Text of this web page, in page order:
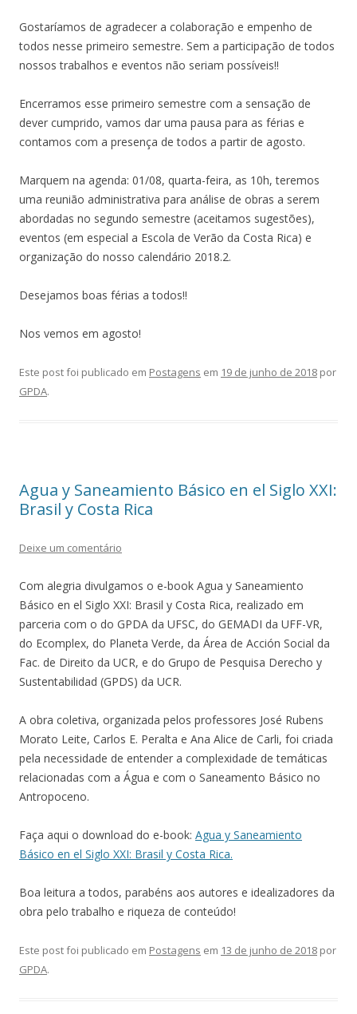
Gostaríamos de agradecer a colaboração e empenho de
todos nesse primeiro semestre. Sem a participação de todos
nossos trabalhos e eventos não seriam possíveis!!
Encerramos esse primeiro semestre com a sensação de
dever cumprido, vamos dar uma pausa para as férias e
contamos com a presença de todos a partir de agosto.
Marquem na agenda: 01/08, quarta-feira, as 10h, teremos
uma reunião administrativa para análise de obras a serem
abordadas no segundo semestre (aceitamos sugestões),
eventos (em especial a Escola de Verão da Costa Rica) e
organização do nosso calendário 2018.2.
Desejamos boas férias a todos!!
Nos vemos em agosto!
Este post foi publicado em Postagens em 19 de junho de 2018 por
GPDA.
Agua y Saneamiento Básico en el Siglo XXI:
Brasil y Costa Rica
Deixe um comentário
Com alegria divulgamos o e-book Agua y Saneamiento
Básico en el Siglo XXI: Brasil y Costa Rica, realizado em
parceria com o do GPDA da UFSC, do GEMADI da UFF-VR,
do Ecomplex, do Planeta Verde, da Área de Acción Social da
Fac. de Direito da UCR, e do Grupo de Pesquisa Derecho y
Sustentabilidad (GPDS) da UCR.
A obra coletiva, organizada pelos professores José Rubens
Morato Leite, Carlos E. Peralta e Ana Alice de Carli, foi criada
pela necessidade de entender a complexidade de temáticas
relacionadas com a Água e com o Saneamento Básico no
Antropoceno.
Faça aqui o download do e-book: Agua y Saneamiento
Básico en el Siglo XXI: Brasil y Costa Rica.
Boa leitura a todos, parabéns aos autores e idealizadores da
obra pelo trabalho e riqueza de conteúdo!
Este post foi publicado em Postagens em 13 de junho de 2018 por
GPDA.